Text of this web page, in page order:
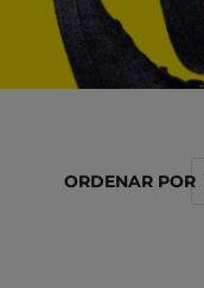
ORDENAR POR